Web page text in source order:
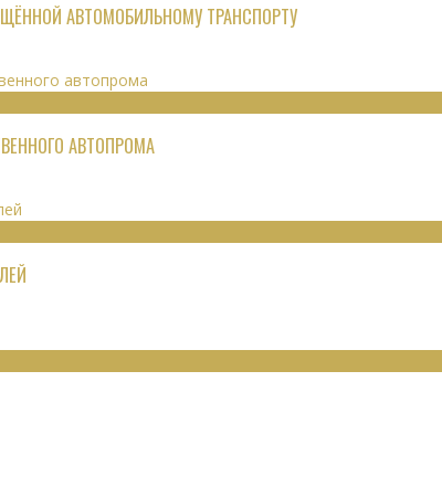
АВТОМОБИЛЬНОМУ ТРАНСПОРТУ
АВТОПРОМА